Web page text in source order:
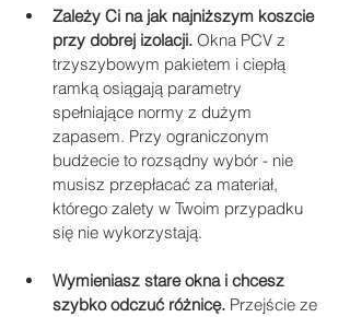
Zależy Ci na jak najniższym koszcie
przy dobrej izolacji. Okna PCV z
trzyszybowym pakietem i ciepłą
ramką osiągają parametry
spełniające normy z dużym
zapasem. Przy ograniczonym
budżecie to rozsądny wybór - nie
musisz przepłacać za materiał,
którego zalety w Twoim przypadku
się nie wykorzystają.
Wymieniasz stare okna i chcesz
szybko odczuć różnicę. Przejście ze